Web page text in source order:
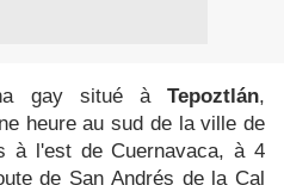
gay situé à Tepoztlán,
heure au sud de la ville de
à l'est de Cuernavaca, à 4
de San Andrés de la Cal